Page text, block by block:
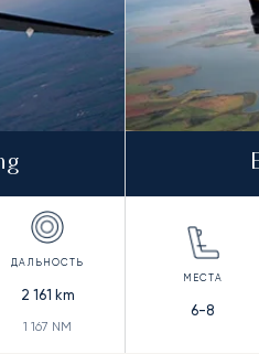
2 161 km
1 167 NM
6-8